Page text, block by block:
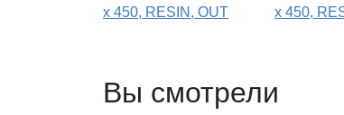
х 450, RESIN, OUT
х 450,
Вы смотрели